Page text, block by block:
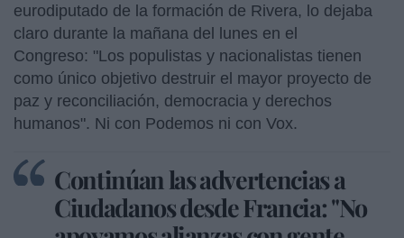
eurodiputado de la formación de Rivera, lo dejaba
claro durante la mañana del lunes en el
Congreso: "Los populistas y nacionalistas tienen
como único objetivo destruir el mayor proyecto de
paz y reconciliación, democracia y derechos
humanos". Ni con Podemos ni con Vox.
Continúan las advertencias a
Ciudadanos desde Francia: "No